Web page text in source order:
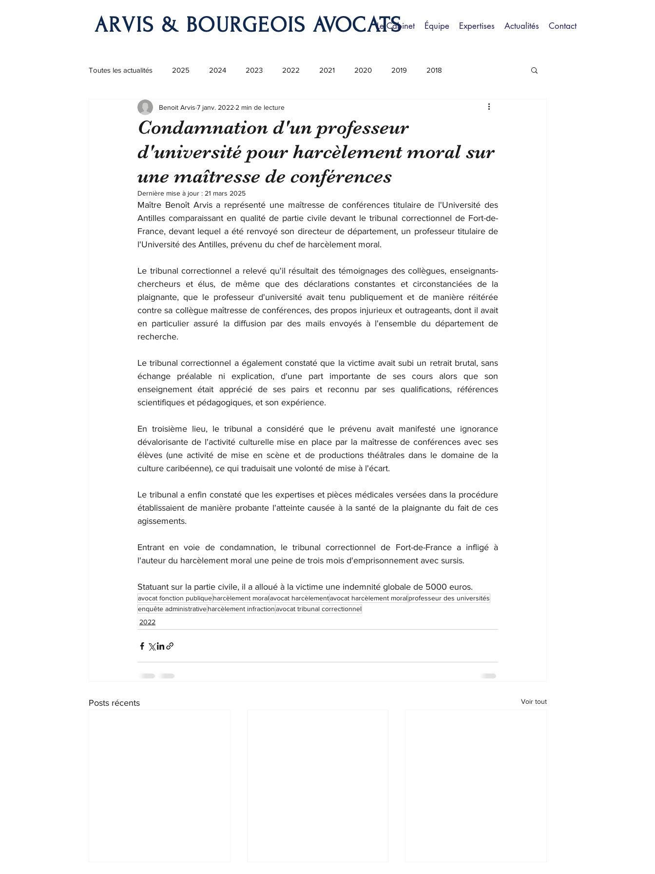
Le Cabinet Équipe Expertises Actualités Contact
ARVIS & BOURGEOIS AVOCATS
Toutes les actualités 2025 2024 2023 2022 2021 2020 2019 2018
Condamnation d'un professeur
d'université pour harcèlement moral sur
une maîtresse de conférences
Benoit Arvis 7 janv. 2022 2 min de lecture
Dernière mise à jour : 21 mars 2025
Maître Benoît Arvis a représenté une maîtresse de conférences titulaire de l'Université des
Antilles comparaissant en qualité de partie civile devant le tribunal correctionnel de Fort-de-
France, devant lequel a été renvoyé son directeur de département, un professeur titulaire de
l'Université des Antilles, prévenu du chef de harcèlement moral.
Le tribunal correctionnel a relevé qu'il résultait des témoignages des collègues, enseignants-
chercheurs et élus, de même que des déclarations constantes et circonstanciées de la
plaignante, que le professeur d'université avait tenu publiquement et de manière réitérée
contre sa collègue maîtresse de conférences, des propos injurieux et outrageants, dont il avait
en particulier assuré la diffusion par des mails envoyés à l'ensemble du département de
recherche.
Le tribunal correctionnel a également constaté que la victime avait subi un retrait brutal, sans
échange préalable ni explication, d'une part importante de ses cours alors que son
enseignement était apprécié de ses pairs et reconnu par ses qualifications, références
scientifiques et pédagogiques, et son expérience.
En troisième lieu, le tribunal a considéré que le prévenu avait manifesté une ignorance
dévalorisante de l'activité culturelle mise en place par la maîtresse de conférences avec ses
élèves (une activité de mise en scène et de productions théâtrales dans le domaine de la
culture caribéenne), ce qui traduisait une volonté de mise à l'écart.
Le tribunal a enfin constaté que les expertises et pièces médicales versées dans la procédure
établissaient de manière probante l'atteinte causée à la santé de la plaignante du fait de ces
agissements.
Entrant en voie de condamnation, le tribunal correctionnel de Fort-de-France a infligé à
l'auteur du harcèlement moral une peine de trois mois d'emprisonnement avec sursis.
Statuant sur la partie civile, il a alloué à la victime une indemnité globale de 5000 euros.
avocat fonction publiqueharcèlement moralavocat harcèlementavocat harcèlement moral professeur des universités
enquête administrativeharcèlement infractionavocat tribunal correctionnel
2022
Posts récents Voir tout